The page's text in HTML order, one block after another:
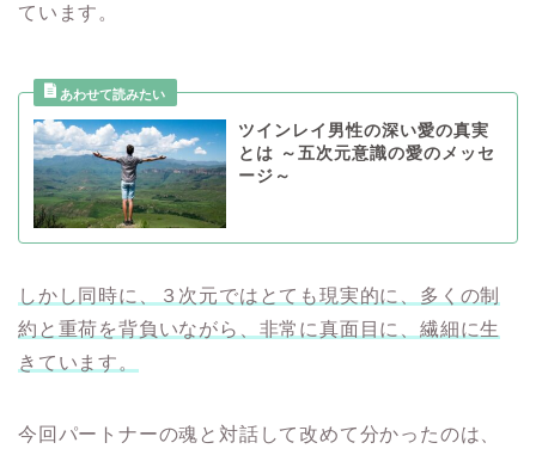
ています。
ツインレイ男性の深い愛の真実
とは ～五次元意識の愛のメッセ
ージ～
しかし同時に、３次元ではとても現実的に、多くの制
約と重荷を背負いながら、非常に真面目に、繊細に生
きています。
今回パートナーの魂と対話して改めて分かったのは、